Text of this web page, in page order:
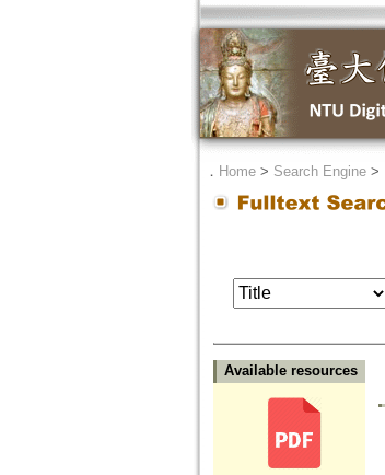
． Home> Search Engine>
Available resources